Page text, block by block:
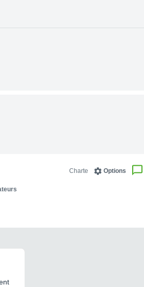
Options
Charte